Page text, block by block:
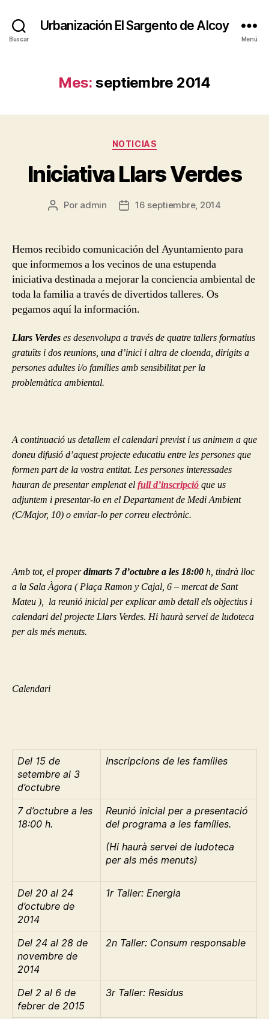
Buscar
Urbanización El Sargento de Alcoy
Menú
Mes: septiembre 2014
Categorías
NOTICIAS
Iniciativa Llars Verdes
Autor
entrada
Por admin
Fecha
entrada
16 septiembre, 2014
Hemos recibido comunicación del Ayuntamiento para
que informemos a los vecinos de una estupenda
iniciativa destinada a mejorar la conciencia ambiental de
toda la familia a través de divertidos talleres. Os
pegamos aquí la información.
Llars Verdes es desenvolupa a través de quatre tallers formatius
gratuïts i dos reunions, una d’inici i altra de cloenda, dirigits a
persones adultes i/o famílies amb sensibilitat per la
problemàtica ambiental.
A continuació us detallem el calendari previst i us animem a que
doneu difusió d’aquest projecte educatiu entre les persones que
formen part de la vostra entitat. Les persones interessades
hauran de presentar emplenat el full d’inscripció que us
adjuntem i presentar-lo en el Departament de Medi Ambient
(C/Major, 10) o enviar-lo per correu electrònic.
Amb tot, el properdimarts 7 d’octubre a les 18:00 h, tindrà lloc
a la Sala Àgora ( Plaça Ramon y Cajal, 6 – mercat de Sant
Mateu ), la reunió inicial per explicar amb detall els objectius i
calendari del projecte Llars Verdes. Hi haurà servei de ludoteca
per als més menuts.
Calendari
Del 15 de
setembre al 3
d’octubre
Inscripcions de les famílies
7 d’octubre a les
18:00 h.
Reunió inicial per a presentació
del programa a les famílies.
(Hi haurà servei de ludoteca
per als més menuts)
Del 20 al 24
d’octubre de
2014
1r Taller: Energia
Del 24 al 28 de
novembre de
2014
2n Taller: Consum responsable
Del 2 al 6 de
febrer de 2015
3r Taller: Residus